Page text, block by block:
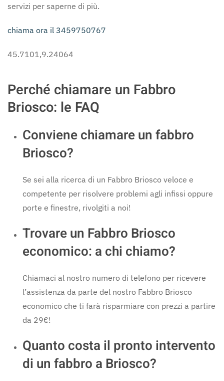
servizi per saperne di più.
chiama ora il 3459750767
45.7101,9.24064
Perché chiamare un Fabbro
Briosco: le FAQ
Conviene chiamare un fabbro
Briosco?
Se sei alla ricerca di un Fabbro Briosco veloce e
competente per risolvere problemi agli infissi oppure
porte e finestre, rivolgiti a noi!
Trovare un Fabbro Briosco
economico: a chi chiamo?
Chiamaci al nostro numero di telefono per ricevere
l’assistenza da parte del nostro Fabbro Briosco
economico che ti farà risparmiare con prezzi a partire
da 29€!
Quanto costa il pronto intervento
di un fabbro a Briosco?